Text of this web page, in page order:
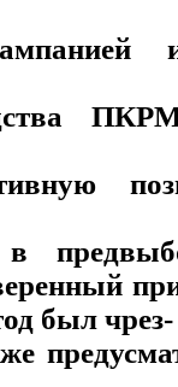
был чрез-